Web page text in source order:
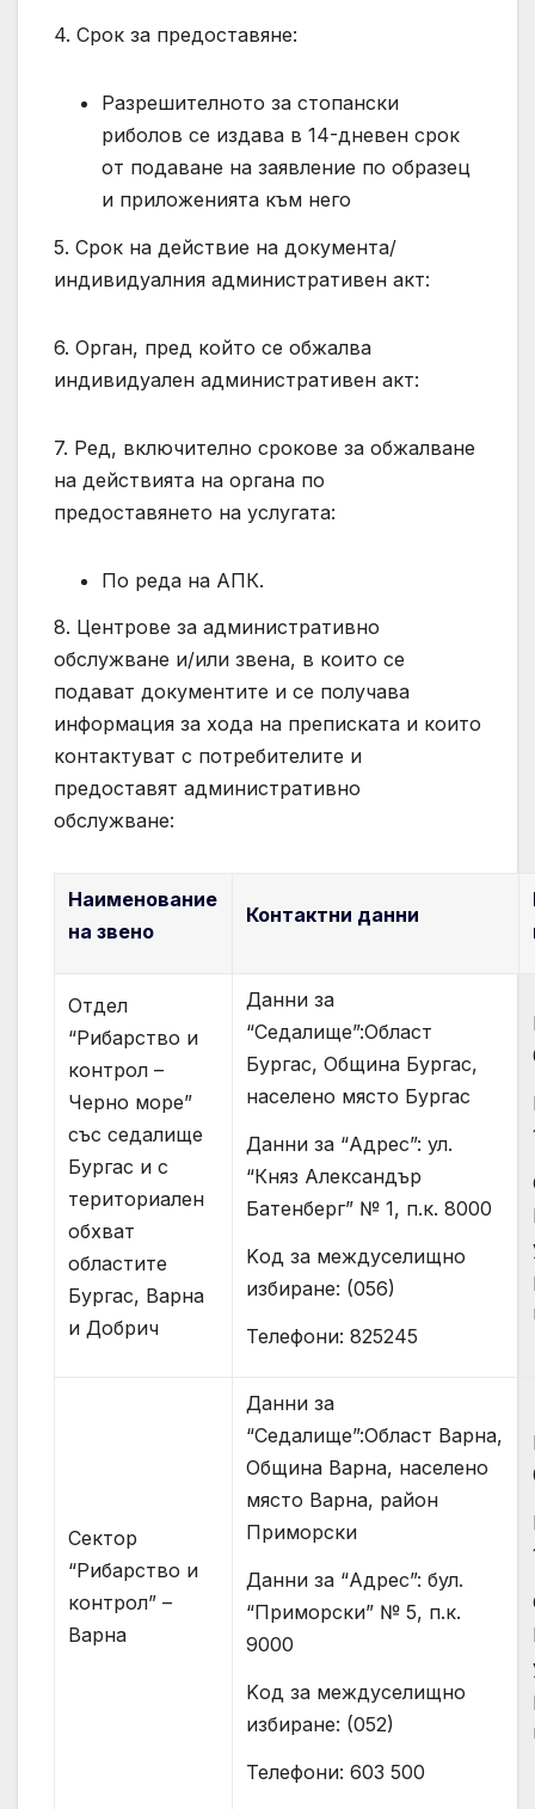
4. Срок за предоставяне:
Разрешителното за стопански
риболов се издава в 14-дневен срок
от подаване на заявление по образец
и приложенията към него
5. Срок на действие на документа/
индивидуалния административен акт:
6. Орган, пред който се обжалва
индивидуален административен акт:
7. Ред, включително срокове за обжалване
на действията на органа по
предоставянето на услугата:
По реда на АПК.
8. Центрове за административно
обслужване и/или звена, в които се
подават документите и се получава
информация за хода на преписката и които
контактуват с потребителите и
предоставят административно
обслужване:
Наименование
на звено
Контактни данни
Отдел
“Рибарство и
контрол –
Черно море”
със седалище
Бургас и с
териториален
обхват
областите
Бургас, Варна
и Добрич
Данни за
“Седалище”:Област
Бургас, Община Бургас,
населено място Бургас
Данни за “Адрес”: ул.
“Княз Александър
Батенберг” № 1, п.к. 8000
Kод за междуселищно
избиране: (056)
Телефони: 825245
Сектор
“Рибарство и
контрол” –
Варна
Данни за
“Седалище”:Област Варна,
Община Варна, населено
място Варна, район
Приморски
Данни за “Адрес”: бул.
“Приморски” № 5, п.к.
9000
Kод за междуселищно
избиране: (052)
Телефони: 603 500